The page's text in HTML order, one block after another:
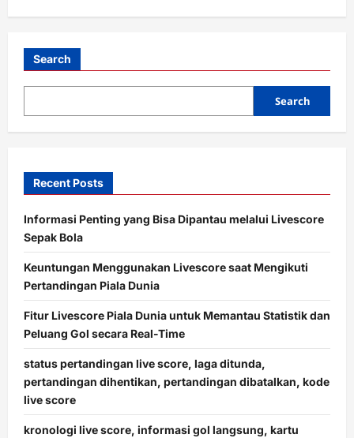
Timnas:
Siapa
Nyesek?
Search
Search
Recent Posts
Informasi Penting yang Bisa Dipantau melalui Livescore
Sepak Bola
Keuntungan Menggunakan Livescore saat Mengikuti
Pertandingan Piala Dunia
Fitur Livescore Piala Dunia untuk Memantau Statistik dan
Peluang Gol secara Real-Time
status pertandingan live score, laga ditunda,
pertandingan dihentikan, pertandingan dibatalkan, kode
live score
kronologi live score, informasi gol langsung, kartu